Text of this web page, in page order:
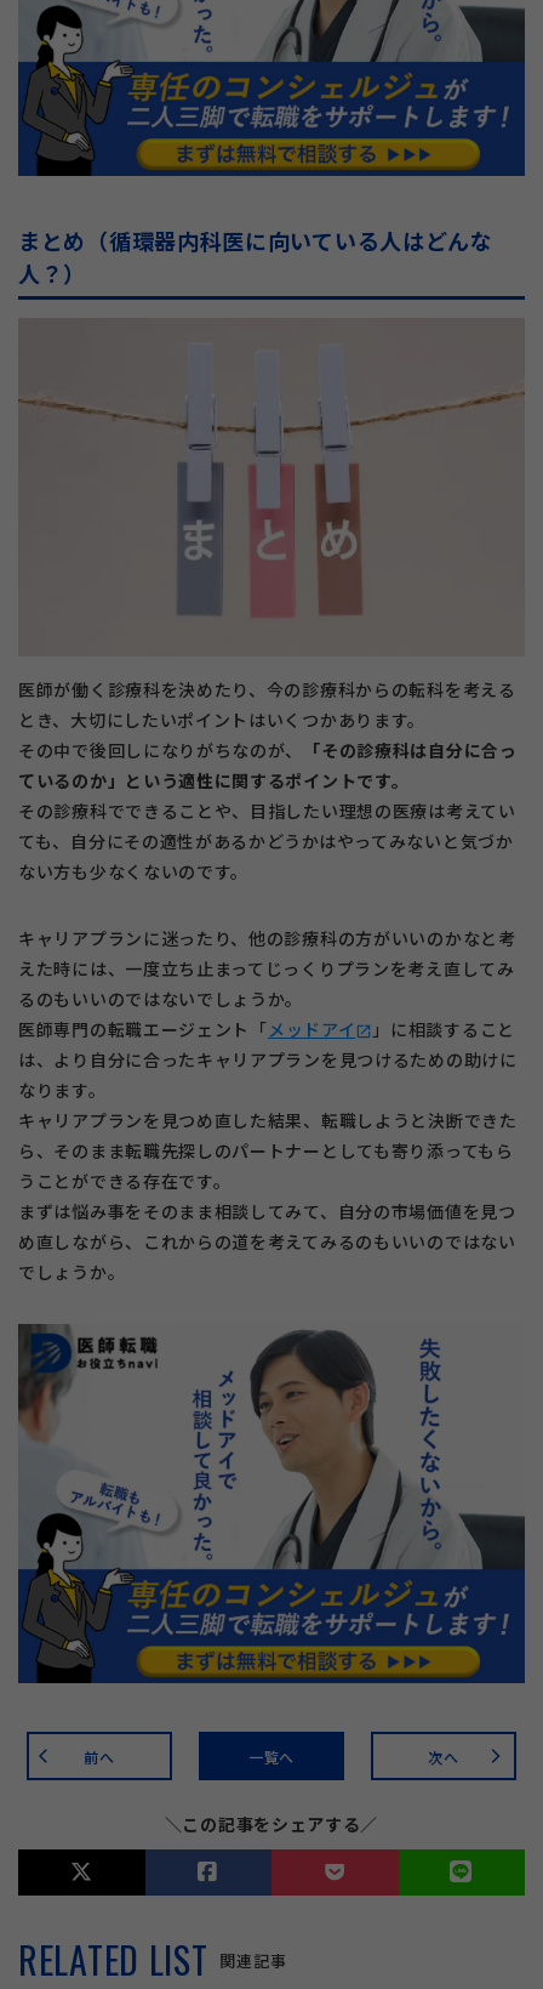
まとめ（循環器内科医に向いている人はどんな
人？）
医師が働く診療科を決めたり、今の診療科からの転科を考える
とき、大切にしたいポイントはいくつかあります。
その中で後回しになりがちなのが、
「その診療科は自分に合っ
ているのか」という適性に関するポイントです。
その診療科でできることや、目指したい理想の医療は考えてい
ても、自分にその適性があるかどうかはやってみないと気づか
ない方も少なくないのです。
キャリアプランに迷ったり、他の診療科の方がいいのかなと考
えた時には、一度立ち止まってじっくりプランを考え直してみ
るのもいいのではないでしょうか。
医師専門の転職エージェント「 メッドアイ open_in_new 」に相談すること
は、より自分に合ったキャリアプランを見つけるための助けに
なります。
キャリアプランを見つめ直した結果、転職しようと決断できた
ら、そのまま転職先探しのパートナーとしても寄り添ってもら
うことができる存在です。
まずは悩み事をそのまま相談してみて、自分の市場価値を見つ
め直しながら、これからの道を考えてみるのもいいのではない
でしょうか。
arrow_back_ios 前へ 一覧へ 次へ arrow_forward_ios
＼この記事をシェアする／
RELATED LIST 関連記事